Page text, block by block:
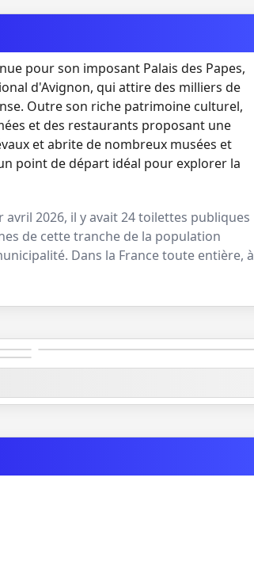
pour son imposant Palais des Papes,
d'Avignon, qui attire des milliers de
Outre son riche patrimoine culturel,
et des restaurants proposant une
et abrite de nombreux musées et
point de départ idéal pour explorer la
avril 2026, il y avait24toilettes publiques
de cette tranche de la population
Dans la France toute entière, à
Basilique Saint-Pierre